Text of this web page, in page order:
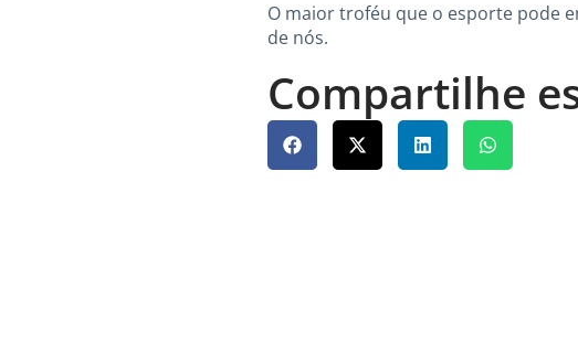
O maior troféu que o esporte pode
de nós.
Compartilhe